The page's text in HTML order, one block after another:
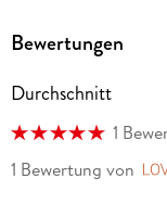
Wissenschaftsautor
allgemein
Universitäten und
seine Bestseller Die
und Die Formel
Bewertungen
Durchschnitt
1
1 Bewertung von